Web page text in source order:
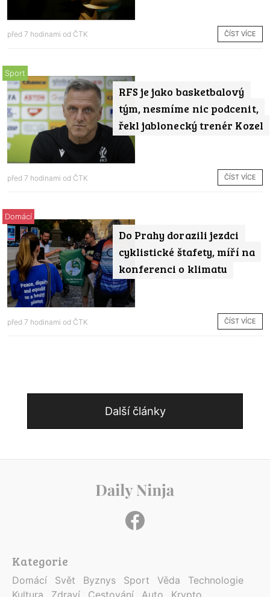
před 7 hodinami od ČTK ČÍST VÍCE
RFS je jako basketbalový
tým, nesmíme nic podcenit,
řekl jablonecký trenér Kozel
Sport
před 7 hodinami od ČTK ČÍST VÍCE
Do Prahy dorazili jezdci
cyklistické štafety, míří na
konferenci o klimatu
Domácí
před 7 hodinami od ČTK ČÍST VÍCE
Další články
Kategorie
Domácí Svět Byznys Sport Věda
Technologie